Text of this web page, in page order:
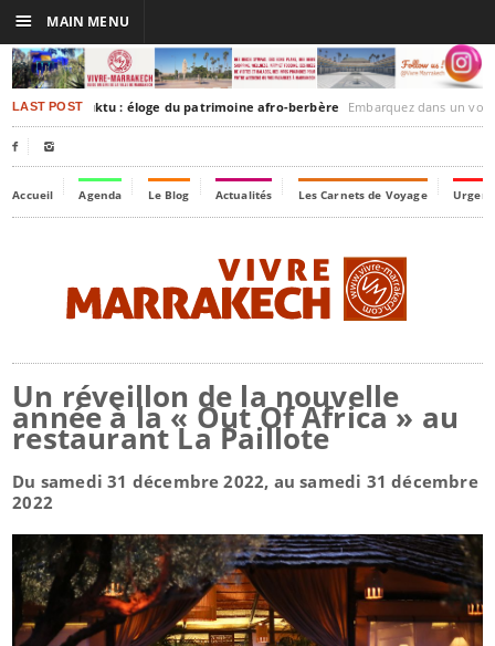
LAST POSTTimbuktu : éloge du patrimoine afro-berbère Embarquez dans un voyage culturel dans le
 
Accueil Agenda Le Blog Actualités Les Carnets de Voyage
Un réveillon de la nouvelle
année à la « Out Of Africa » au
restaurant La Paillote
Du samedi 31 décembre 2022, au samedi 31 décembre
2022
☰ MAIN MENU